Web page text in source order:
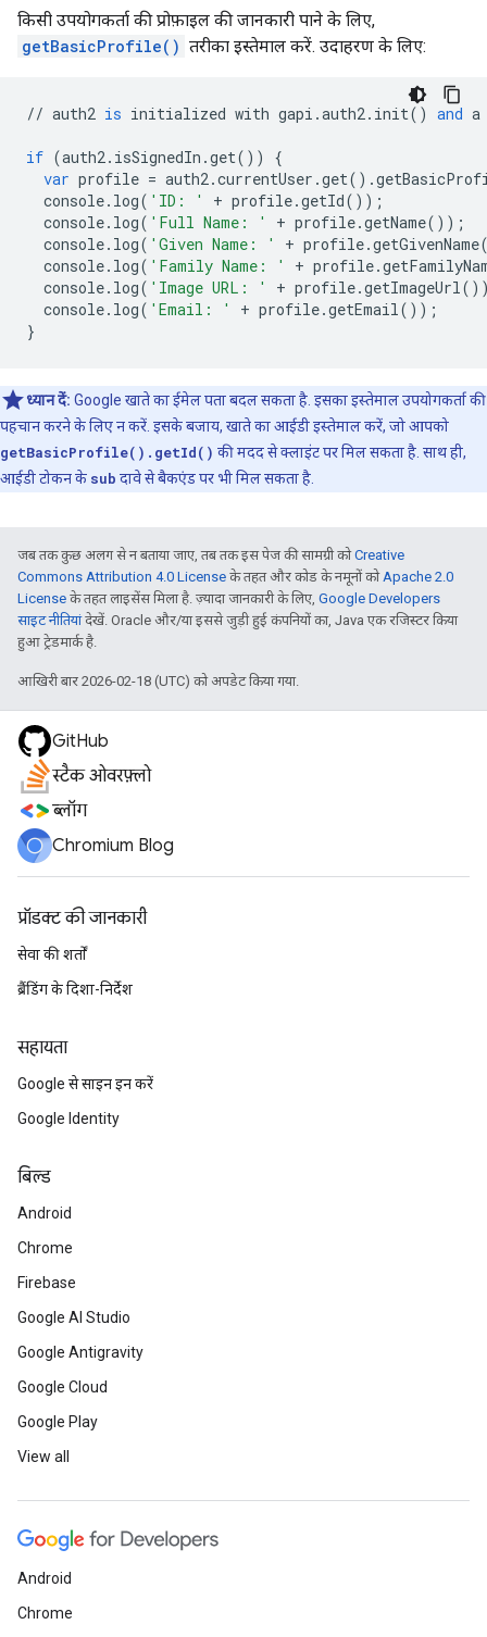
किसी उपयोगकर्ता की प्रोफ़ाइल की जानकारी पाने के लिए,
getBasicProfile() तरीका इस्तेमाल करें. उदाहरण के लिए:
// auth2 is initialized with gapi .auth2. init() and a
if (auth2. isSignedIn .get())
{
var profile = auth2.currentUser .get() .
console. log( 'ID: ' + profile.getId());
console. log( 'Full Name: ' + profile.getName());
console. log( 'Given Name: ' + profile.getGivenName
console. log( 'Family Name: ' + profile.
console. log( 'Image URL: ' + profile.getImageUrl
console. log( 'Email: ' + profile.getEmail());
}
ध्यान दें: Google खाते का ईमेल पता बदल सकता है. इसका इस्तेमाल उपयोगकर्ता की
पहचान करने के लिए न करें. इसके बजाय, खाते का आईडी इस्तेमाल करें, जो आपको
getBasicProfile().getId() की मदद से क्लाइंट पर मिल सकता है. साथ ही,
आईडी टोकन के sub दावे से बैकएंड पर भी मिल सकता है.
जब तक कुछ अलग से न बताया जाए, तब तक इस पेज की सामग्री कोCreative
Commons Attribution 4.0 License के तहत और कोड के नमूनों कोApache 2.0
License के तहत लाइसेंस मिला है. ज़्यादा जानकारी के लिए, Google Developers
साइट नीतियांदेखें. Oracle और/या इससे जुड़ी हुई कंपनियों का, Java एक रजिस्टर किया
हुआ ट्रेडमार्क है.
आखिरी बार 2026-02-18 (UTC) को अपडेट किया गया.
GitHub
स्टैक ओवरफ़्लो
ब्लॉग
Chromium Blog
प्रॉडक्ट की जानकारी
सेवा की शर्तों
ब्रैंडिंग के दिशा-निर्देश
सहायता
Google से साइन इन करें
Google Identity
बिल्ड
Android
Chrome
Firebase
Google AI Studio
Google Antigravity
Google Cloud
Google Play
View all
Android
Chrome